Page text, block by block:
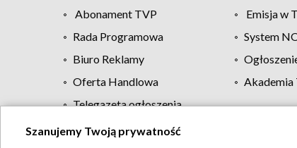
Abonament TVP Emisja w
Rada Programowa
System
Biuro Reklamy
Oferta Handlowa
Akademia
Telegazeta ogłoszenia
Szanujemy Twoją prywatność